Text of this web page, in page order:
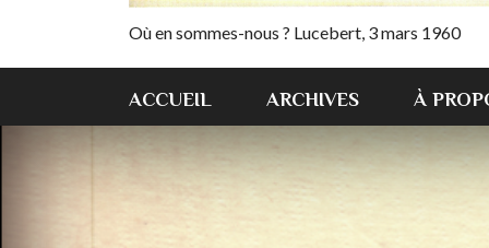
Où en sommes-nous ? Lucebert, 3 mars 1960
ACCUEIL ARCHIVES À